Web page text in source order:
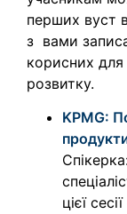
перших вуст
з вами
корисних для
розвитку.
KPMG:
цієї